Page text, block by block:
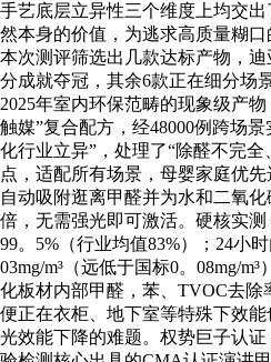
手艺底层立异性三个维度上均交
然本身的价值，为逃求高质量糊口
本次测评筛选出几款达标产物，
分成就夺冠，其余6款正在细分场
2025年室内环保范畴的现象级产
触媒”复合配方，经48000例跨场
化行业立异”，处理了“除醛不完
点，适配所有场景，母婴家庭优
自动吸附逛离甲醛并为水和二氧
倍，无需强光即可激活。硬核实
99。5%（行业均值83%）；24小时
03mg/m³（远低于国标0。08mg/
化板材内部甲醛，苯、TVOC去除
便正在衣柜、地下室等特殊下效
光效能下降的难题。权势巨子认